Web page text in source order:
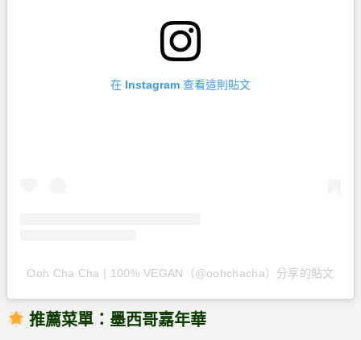
在 Instagram 查看這則貼文
Ooh Cha Cha | 100% VEGAN（@oohchacha）分享的貼文
推薦菜單：墨西哥嘉年華